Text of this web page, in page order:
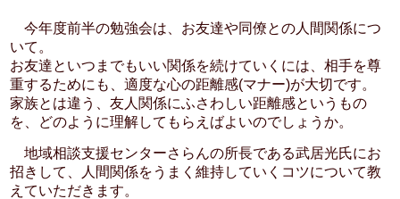
今年度前半の勉強会は、お友達や同僚との人間関係につ
いて。
お友達といつまでもいい関係を続けていくには、相手を尊
重するためにも、適度な心の距離感(マナー)が大切です。
家族とは違う、友人関係にふさわしい距離感というもの
を、どのように理解してもらえばよいのでしょうか。
地域相談支援センターさらんの所長である武居光氏にお
招きして、人間関係をうまく維持していくコツについて教
えていただきます。